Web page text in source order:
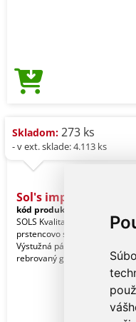
Skladom: 273 ks
- v ext. sklade: 4.113 ks
Sol's imperial - Men'
kód produktu:
SOLS Kvalita. 100 %
prstencovo spriadaná bavlna.
Výstužná páska na krku.
rebrovaný golier. K